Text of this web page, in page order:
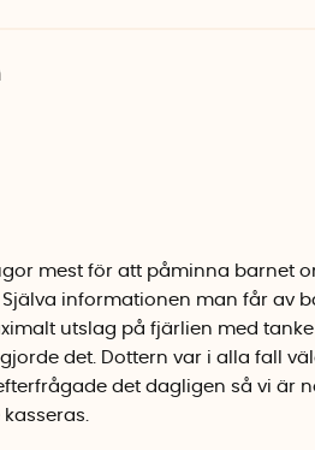
smörj med
med solkräm kan du även
sedan djuret börjar visa sig
att bada med och kan
eller något längre,
passar barn och
även använda det vita fältet
telefonnummer och
mest för att påminna barnet
informationen man får av
utslag på fjärlien med
det. Dottern var i alla fall
det dagligen så vi är